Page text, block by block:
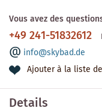
Vous avez des
+49 241-51832612
info@skybad.de
Ajouter à la liste
Details